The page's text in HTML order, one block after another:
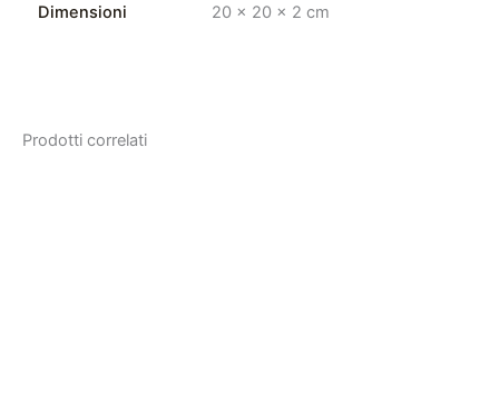
Dimensioni 20 × 20 × 2 cm
Prodotti correlati